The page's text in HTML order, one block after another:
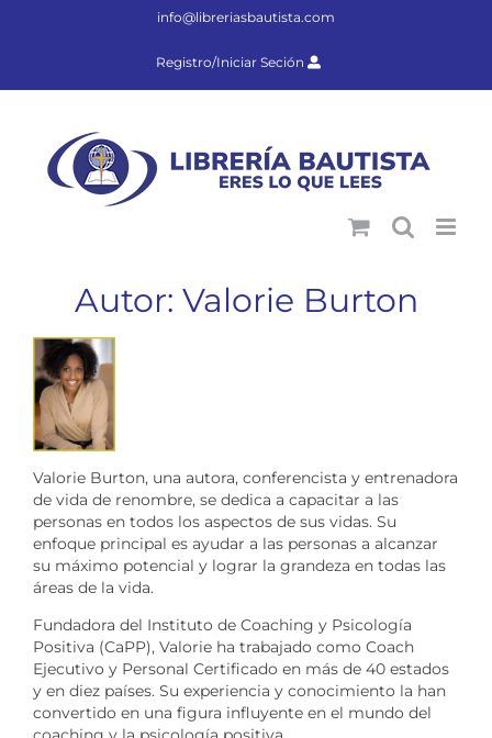
info@libreriasbautista.com
Registro/Iniciar Seción
Autor: Valorie Burton
Valorie Burton, una autora, conferencista y entrenadora
de vida de renombre, se dedica a capacitar a las
personas en todos los aspectos de sus vidas. Su
enfoque principal es ayudar a las personas a alcanzar
su máximo potencial y lograr la grandeza en todas las
áreas de la vida.
Fundadora del Instituto de Coaching y Psicología
Positiva (CaPP), Valorie ha trabajado como Coach
Ejecutivo y Personal Certificado en más de 40 estados
y en diez países. Su experiencia y conocimiento la han
convertido en una figura influyente en el mundo del